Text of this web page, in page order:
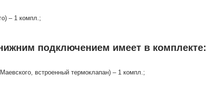
– 1 компл.;
подключением имеет в комплекте:
встроенный термоклапан) – 1 компл.;